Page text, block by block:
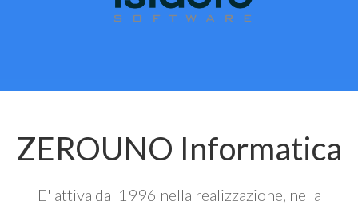
ZEROUNO Informatica
E' attiva dal 1996 nella realizzazione, nella